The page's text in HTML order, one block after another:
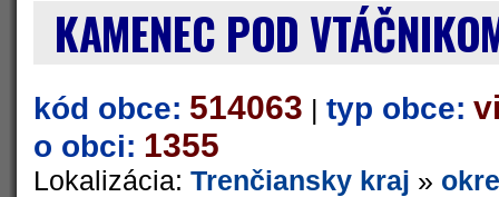
KAMENEC POD
kód obce: 514063 | typ obce:
o obci: 1355
Lokalizácia: Trenčiansky kraj »